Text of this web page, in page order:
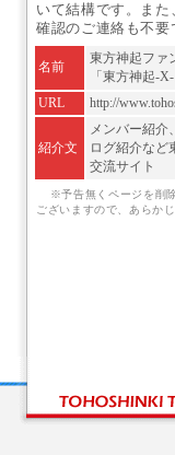
いて結構です。ま
確認のご連絡も不要
名前
東方神起ファ
「東方神起-X-
URL
http://
紹介文
メンバー紹介
ログ紹介など
交流サイト
※予告無くページを削
ございますので、あらか